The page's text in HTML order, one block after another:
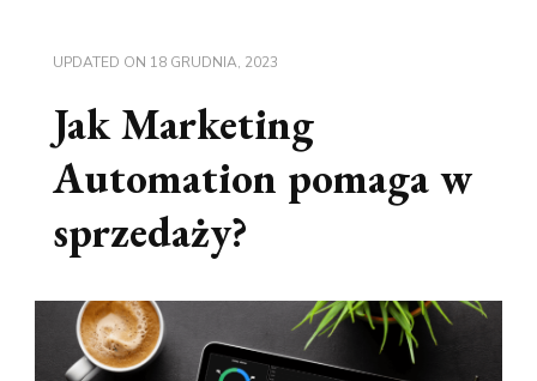
UPDATED ON 18 GRUDNIA, 2023
Jak Marketing
Automation pomaga w
sprzedaży?